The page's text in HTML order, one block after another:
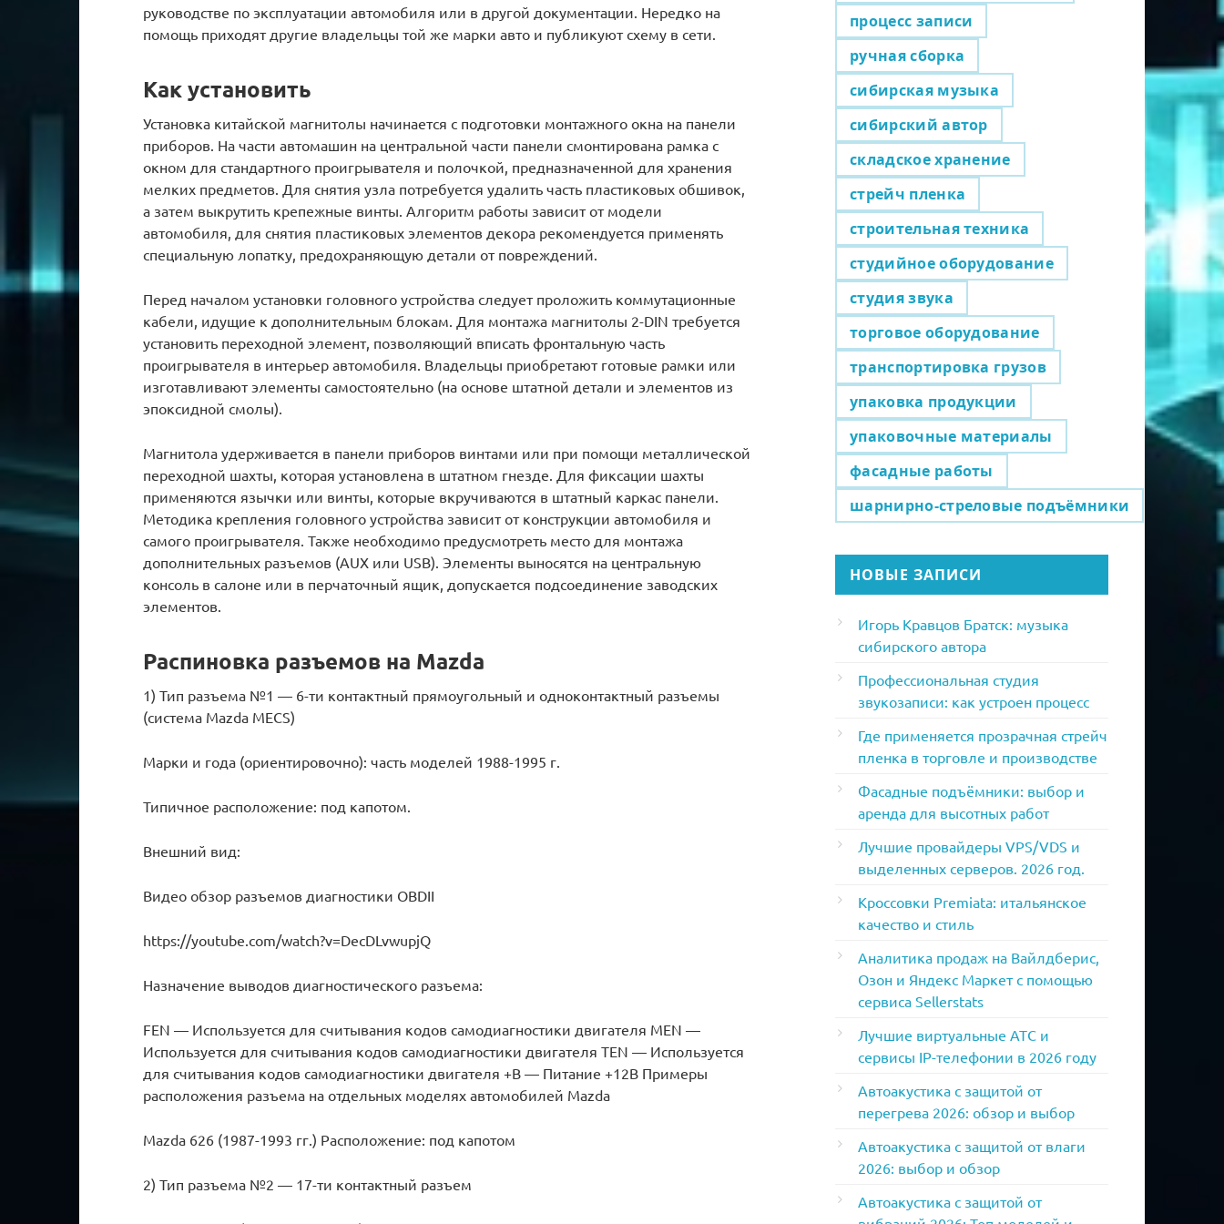
руководстве по эксплуатации автомобиля или в другой документации. Нередко на
помощь приходят другие владельцы той же марки авто и публикуют схему в сети.
Как установить
Установка китайской магнитолы начинается с подготовки монтажного окна на панели
приборов. На части автомашин на центральной части панели смонтирована рамка с
окном для стандартного проигрывателя и полочкой, предназначенной для хранения
мелких предметов. Для снятия узла потребуется удалить часть пластиковых обшивок,
а затем выкрутить крепежные винты. Алгоритм работы зависит от модели
автомобиля, для снятия пластиковых элементов декора рекомендуется применять
специальную лопатку, предохраняющую детали от повреждений.
Перед началом установки головного устройства следует проложить коммутационные
кабели, идущие к дополнительным блокам. Для монтажа магнитолы 2-DIN требуется
установить переходной элемент, позволяющий вписать фронтальную часть
проигрывателя в интерьер автомобиля. Владельцы приобретают готовые рамки или
изготавливают элементы самостоятельно (на основе штатной детали и элементов из
эпоксидной смолы).
Магнитола удерживается в панели приборов винтами или при помощи металлической
переходной шахты, которая установлена в штатном гнезде. Для фиксации шахты
применяются язычки или винты, которые вкручиваются в штатный каркас панели.
Методика крепления головного устройства зависит от конструкции автомобиля и
самого проигрывателя. Также необходимо предусмотреть место для монтажа
дополнительных разъемов (AUX или USB). Элементы выносятся на центральную
консоль в салоне или в перчаточный ящик, допускается подсоединение заводских
элементов.
Распиновка разъемов на Mazda
1) Тип разъема №1 — 6-ти контактный прямоугольный и одноконтактный разъемы
(система Mazda MECS)
Марки и года (ориентировочно): часть моделей 1988-1995 г.
Типичное расположение: под капотом.
Внешний вид:
Видео обзор разъемов диагностики OBDII
https://youtube.com/watch?v=DecDLvwupjQ
Назначение выводов диагностического разъема:
FEN — Используется для считывания кодов самодиагностики двигателя MEN —
Используется для считывания кодов самодиагностики двигателя TEN — Используется
для считывания кодов самодиагностики двигателя +B — Питание +12В Примеры
расположения разъема на отдельных моделях автомобилей Mazda
Mazda 626 (1987-1993 гг.) Расположение: под капотом
2) Тип разъема №2 — 17-ти контактный разъем
процесс записи
ручная сборка
сибирская музыка
сибирский автор
складское хранение
стрейч пленка
строительная техника
студийное оборудование
студия звука
торговое оборудование
транспортировка грузов
упаковка продукции
упаковочные материалы
фасадные работы
шарнирно-стреловые подъёмники
НОВЫЕ ЗАПИСИ
Игорь Кравцов Братск: музыка
сибирского автора
Профессиональная студия
звукозаписи: как устроен процесс
Где применяется прозрачная стрейч
пленка в торговле и производстве
Фасадные подъёмники: выбор и
аренда для высотных работ
Лучшие провайдеры VPS/VDS и
выделенных серверов. 2026 год.
Кроссовки Premiata: итальянское
качество и стиль
Аналитика продаж на Вайлдберис,
Озон и Яндекс Маркет с помощью
сервиса Sellerstats
Лучшие виртуальные АТС и
сервисы IP-телефонии в 2026 году
Автоакустика с защитой от
перегрева 2026: обзор и выбор
Автоакустика с защитой от влаги
2026: выбор и обзор
Автоакустика с защитой от